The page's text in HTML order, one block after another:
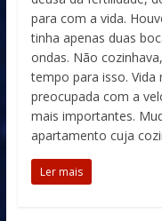
para com a vida.
tinha apenas duas
ondas. Não
tempo para isso.
preocupada com a
mais importantes.
apartamento cuja
Ler mais